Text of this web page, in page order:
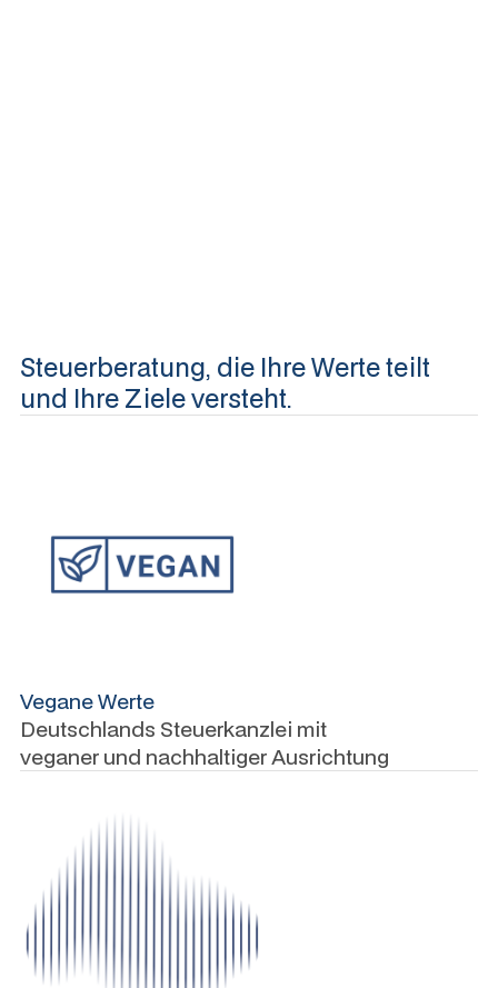
Steuerberatung, die Ihre Werte teilt
und Ihre Ziele versteht.
Vegane Werte
Deutschlands Steuerkanzlei mit
veganer und nachhaltiger Ausrichtung